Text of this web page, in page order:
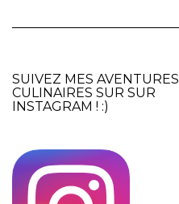
SUIVEZ MES AVENTURES
CULINAIRES SUR SUR
INSTAGRAM ! :)